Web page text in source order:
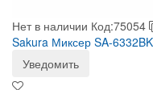
Нет в наличии Код:75054
Sakura Миксер SA-
Уведомить